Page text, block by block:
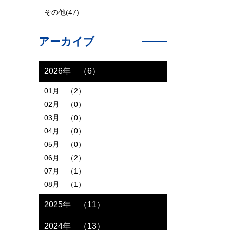
その他(47)
アーカイブ
2026年 （6）
01月 （2）
02月 （0）
03月 （0）
04月 （0）
05月 （0）
06月 （2）
07月 （1）
08月 （1）
2025年 （11）
2024年 （13）